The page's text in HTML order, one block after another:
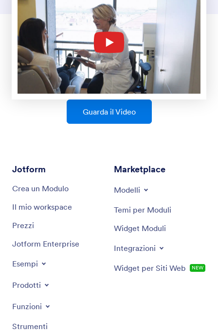
Guarda il Video
Jotform
Crea un Modulo
Il mio workspace
Prezzi
Jotform Enterprise
Esempi
Prodotti
Funzioni
Strumenti
Marketplace
Modelli
Temi per Moduli
Widget Moduli
Integrazioni
Widget per Siti Web NEW